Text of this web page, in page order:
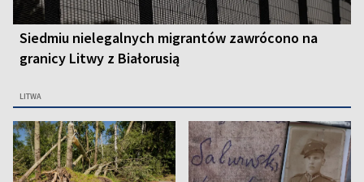
Siedmiu nielegalnych migrantów zawrócono na
granicy Litwy z Białorusią
LITWA